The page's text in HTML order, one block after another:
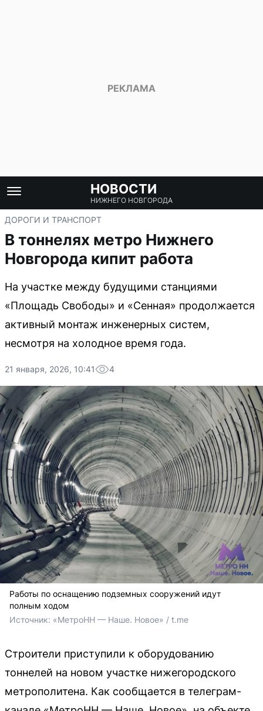
НОВОСТИ
НИЖНЕГО НОВГОРОДА
ДОРОГИ И ТРАНСПОРТ
В тоннелях метро Нижнего
Новгорода кипит работа
На участке между будущими станциями
«Площадь Свободы» и «Сенная» продолжается
активный монтаж инженерных систем,
несмотря на холодное время года.
21 января, 2026, 10:41 4
Работы по оснащению подземных сооружений идут
полным ходом
Источник: «МетроНН — Наше. Новое» / t.me
Строители приступили к оборудованию
тоннелей на новом участке нижегородского
метрополитена. Как сообщается в телеграм-